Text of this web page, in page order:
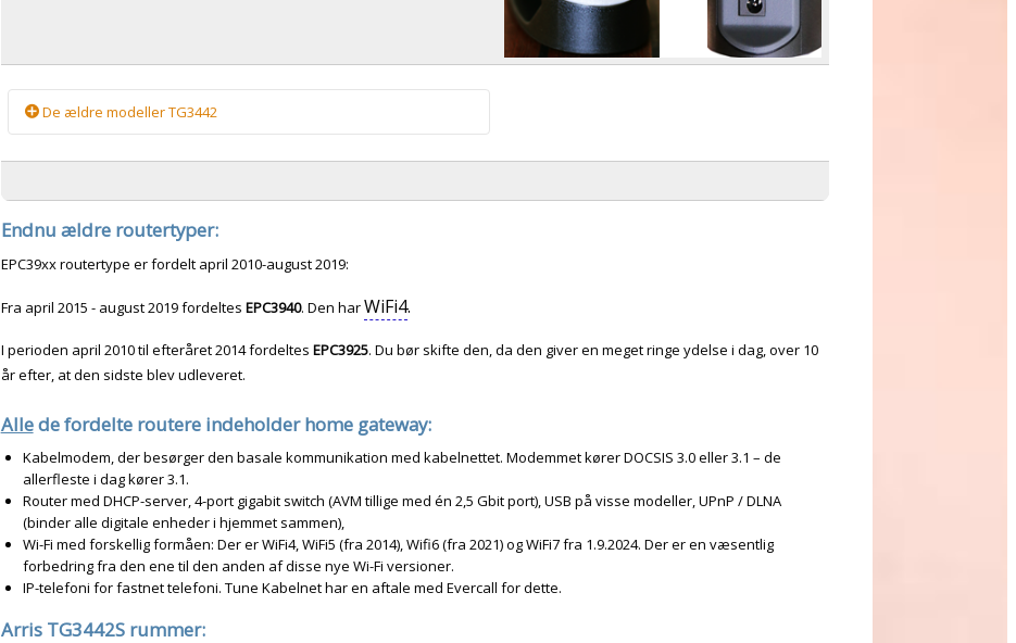
De ældre modeller TG3442
Fra jan. 2020- okt. 2021 hed denArris TG3442SP. Det er en DOCSIS
Mbits/sek via WiFi med denne.
TG3442SP, blot har et lidt andet udseende.
Endnu ældre routertyper:
EPC39xx routertype er fordelt april 2010-august 2019:
Fra april 2015 - august 2019 fordeltes EPC3940. Den harWiFi4.
I perioden april 2010 til efteråret 2014 fordeltes EPC3925. Du bør skifte den, da den giver en meget ringe ydelse i dag, over 10
år efter, at den sidste blev udleveret.
Allede fordelte routere indeholder home gateway:
Kabelmodem, der besørger den basale kommunikation med kabelnettet. Modemmet kører DOCSIS 3.0 eller 3.1 – de
allerfleste i dag kører 3.1.
Router med DHCP-server, 4-port gigabit switch (AVM tillige med én 2,5 Gbit port), USB på visse modeller, UPnP / DLNA
(binder alle digitale enheder i hjemmet sammen),
Wi-Fi med forskellig formåen: Der er WiFi4, WiFi5 (fra 2014), Wifi6 (fra 2021) og WiFi7 fra 1.9.2024. Der er en væsentlig
forbedring fra den ene til den anden af disse nye Wi-Fi versioner.
IP-telefoni for fastnet telefoni. Tune Kabelnet har en aftale med Evercall for dette.
Arris TG3442S rummer: